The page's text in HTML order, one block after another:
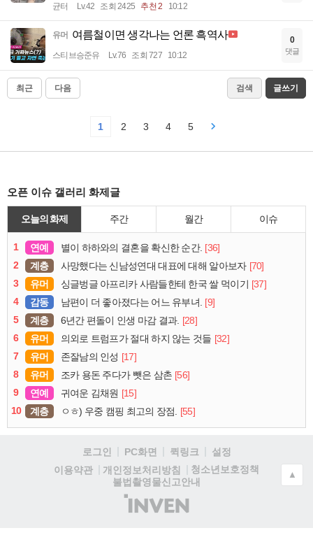
균터 Lv.42 조회 2425 추천 2 10:12
유머 여름철이면 생각나는 언론 흑역사
스티브승준유 Lv.76 조회 727 10:12
0
댓글
최근 다음 검색 글쓰기
1 2 3 4 5
오픈 이슈 갤러리 화제글
오늘의 화제 주간 월간 이슈
1 연예 별이 하하와의 결혼을 확신한 순간. [36]
2
계층 사망했다는 신남성연대 대표에 대해 알아보자 [70]
3
유머 싱글벙글 아프리카 사람들한테 한국 쌀 먹이기 [37]
4
감동 남편이 더 좋아졌다는 어느 유부녀. [9]
5
계층 6년간 편돌이 인생 마감 결과. [28]
6
유머 의외로 트럼프가 절대 하지 않는 것들 [32]
7
유머 존잘남의 인성 [17]
8
유머 조카 용돈 주다가 뺏은 삼촌 [56]
9
연예 귀여운 김채원 [15]
10
계층 ㅇㅎ) 우중 캠핑 최고의 장점. [55]
로그인 PC화면 퀵링크
설정
이용약관
개인정보처리방침
청소년보호정책
불법촬영물신고안내
(주)
인
▲